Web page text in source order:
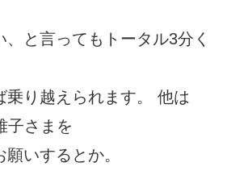
、と言ってもトータル3分く
乗り越えられます。 他は
子さまを
いするとか。